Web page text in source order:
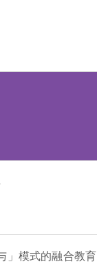
」模式的融合教育